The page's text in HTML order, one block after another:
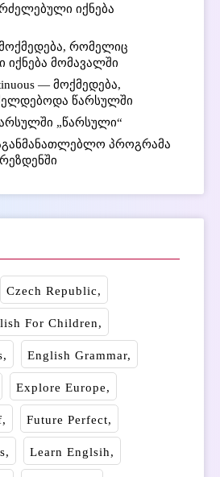
იქნება
მოქმედება, რომელიც
მომავალში
— მოქმედება,
წარსულში
„წარსული“
პროგრამა
Czech Republic
For Children
English Grammar
Explore Europe
Future Perfect
Learn Englsih